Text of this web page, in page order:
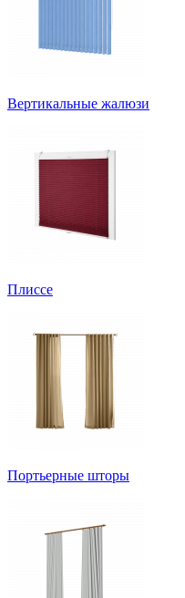
Вертикальные жалюзи
Плиссе
Портьерные шторы